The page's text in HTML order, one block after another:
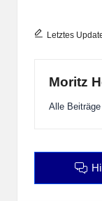
Letztes
Moritz
Alle Beiträge